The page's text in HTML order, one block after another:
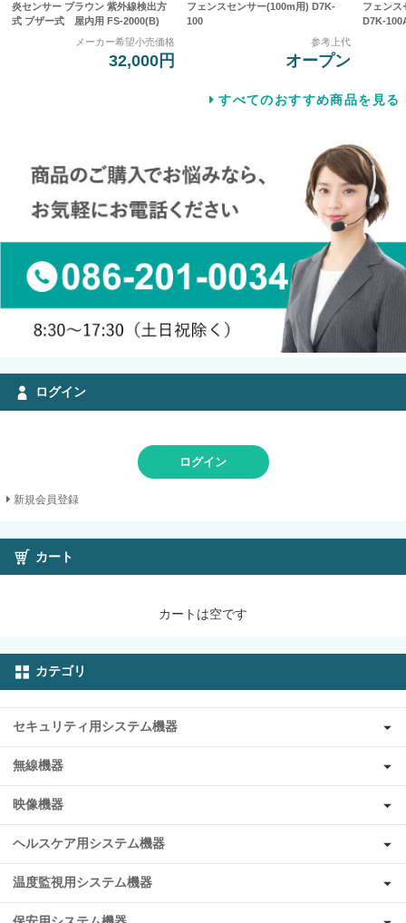
炎センサー ブラウン 紫外線検出方
式 ブザー式 屋内用 FS-2000(B)
メーカー希望小売価格
32,000円
フェンスセンサー(100m用) D7K-
100
参考上代
オープン
フェン
D7K-
すべてのおすすめ商品を見る
ログイン
ログイン
新規会員登録
カート
カートは空です
カテゴリ
セキュリティ用システム機器
無線機器
映像機器
ヘルスケア用システム機器
温度監視用システム機器